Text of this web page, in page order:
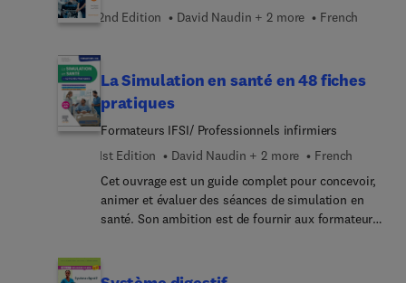
2nd Edition David Naudin + 2 more French
La Simulation en santé en 48 fiches
pratiques
Formateurs IFSI/ Professionnels infirmiers
1st Edition
David Naudin + 2 more
French
Cet ouvrage est un guide complet pour concevoir,
animer et évaluer des séances de simulation en
santé. Son ambition est de fournir aux formateurs
figure comme bénéfice affiché, mais l’ossature